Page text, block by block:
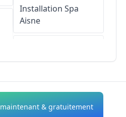
Installation Spa
Aisne
Allier
Provence& gratuitement